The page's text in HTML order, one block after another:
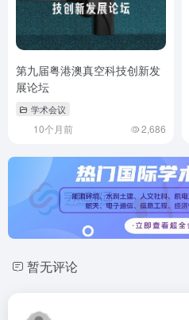
第九届粤港澳真空科技创新发
展论坛
学术会议
10个月前 2,686
暂无评论